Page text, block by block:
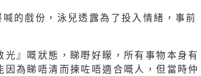
的戲份，泳兒透露為了投入情緒，事前
』嘅狀態，睇嘢好矇，所有事物本身有
為睇唔清而揀咗唔適合嘅人，但當時仲